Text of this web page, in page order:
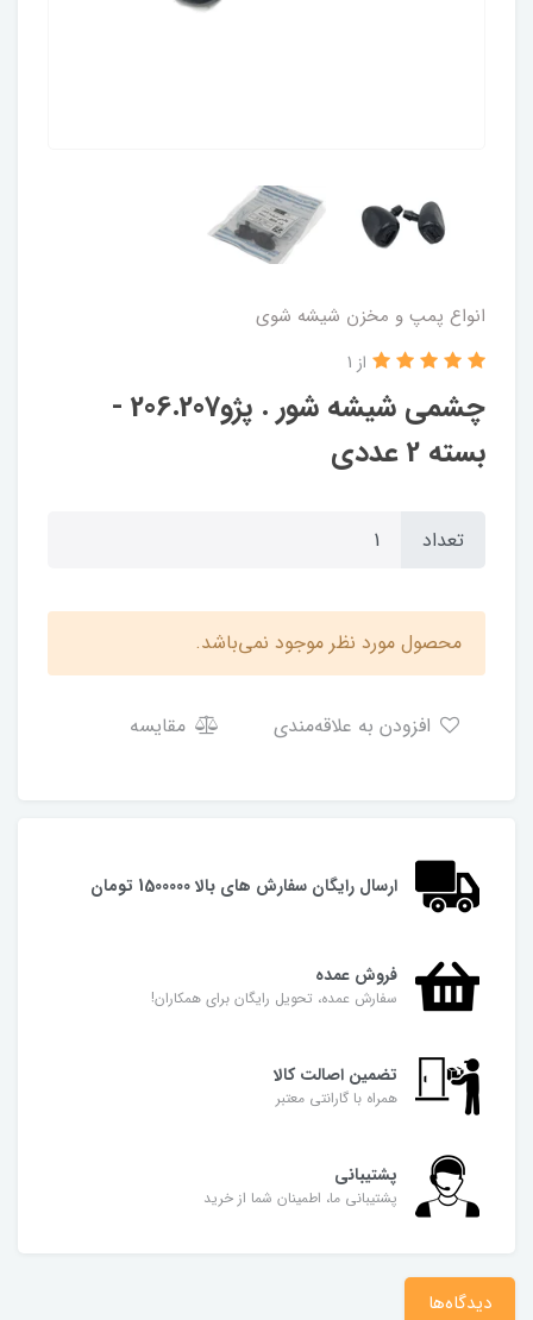
انواع پمپ و مخزن شیشه شوی
چشمی شیشه شور . پژو206.207 -
بسته 2 عددی
از 1
تعداد
محصول مورد نظر موجود نمی‌باشد.
مقایسه
ارسال رایگان سفارش های بالا 1500000 تومان
فروش عمده
سفارش عمده، تحویل رایگان برای همکاران!
تضمین اصالت کالا
همراه با گارانتی معتبر
پشتیبانی
پشتیبانی ما، اطمینان شما از خرید
دیدگاه‌ها